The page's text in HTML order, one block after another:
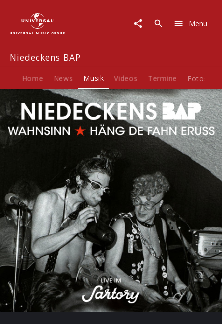
Musik
Wahnsinn
de
Fahn
eruss
Menu
Niedeckens BAP
Home News Musik Videos Termine Fotos